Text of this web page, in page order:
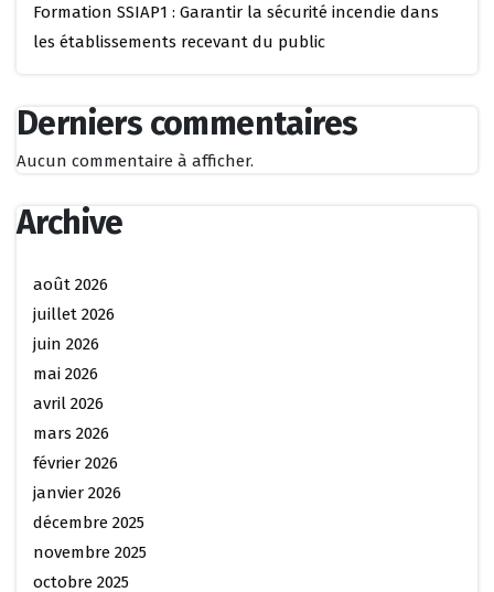
Formation SSIAP1 : Garantir la sécurité incendie dans
les établissements recevant du public
Derniers commentaires
Aucun commentaire à afficher.
Archive
août 2026
juillet 2026
juin 2026
mai 2026
avril 2026
mars 2026
février 2026
janvier 2026
décembre 2025
novembre 2025
octobre 2025